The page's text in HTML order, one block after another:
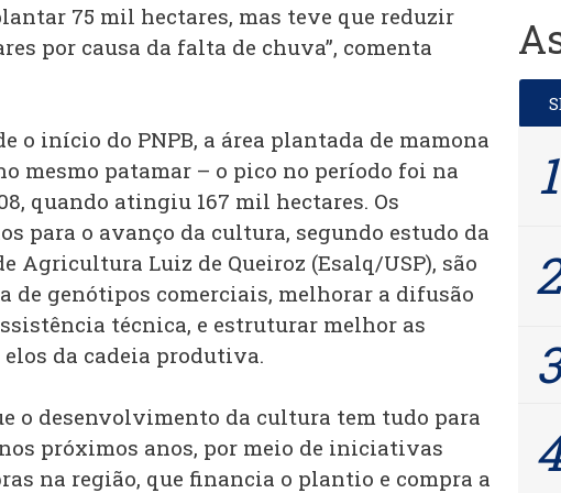
75 mil hectares, mas teve que reduzir
por causa da falta de chuva”, comenta
o início do PNPB, a área plantada de mamona
mesmo patamar – o pico no período foi na
quando atingiu 167 mil hectares. Os
para o avanço da cultura, segundo estudo da
Agricultura Luiz de Queiroz (Esalq/USP), são
de genótipos comerciais, melhorar a difusão
técnica, e estruturar melhor as
elos da cadeia produtiva.
o desenvolvimento da cultura tem tudo para
próximos anos, por meio de iniciativas
na região, que financia o plantio e compra a